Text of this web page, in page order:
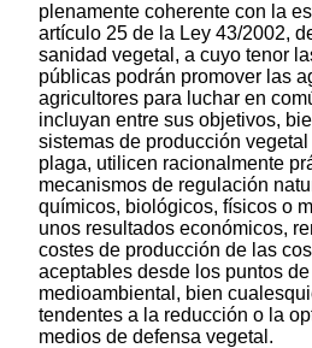
plenamente coherente con la
artículo 25 de la Ley 43/2002,
sanidad vegetal, a cuyo tenor
públicas podrán promover las
agricultores para luchar en
incluyan entre sus objetivos,
sistemas de producción
plaga, utilicen racionalmente
mecanismos de regulación
químicos, biológicos, físicos o
unos resultados económicos,
costes de producción de las
aceptables desde los puntos
medioambiental, bien
tendentes a la reducción o la
medios de defensa vegetal.